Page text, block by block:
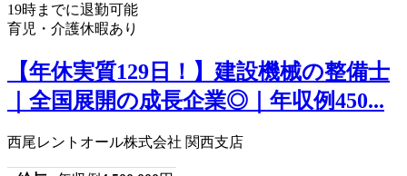
19時までに退勤可能
育児・介護休暇あり
【年休実質129日！】建設機械の整備士
｜全国展開の成長企業◎｜年収例450...
西尾レントオール株式会社 関西支店